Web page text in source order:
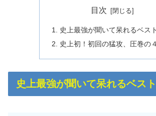
目次
史上最強が聞いて呆れるベス
史上初！初回の猛攻、圧巻の
史上最強が聞いて呆れるベス